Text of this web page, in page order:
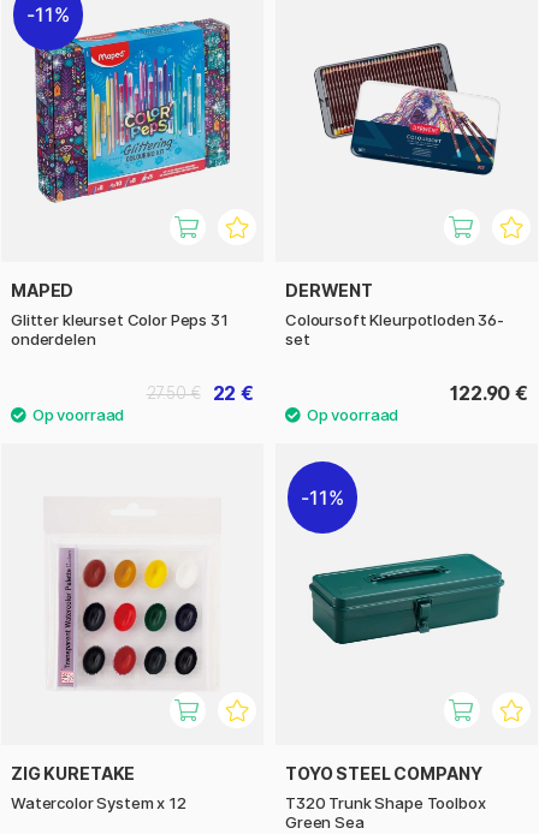
11%
MAPED
Glitter kleurset Color Peps 31
onderdelen
22 €
27.50 €
DERWENT
Coloursoft Kleurpotloden 36-
set
122.90 €
ZIG KURETAKE
Watercolor System x 12
11%
TOYO STEEL COMPANY
T320 Trunk Shape Toolbox
Green Sea